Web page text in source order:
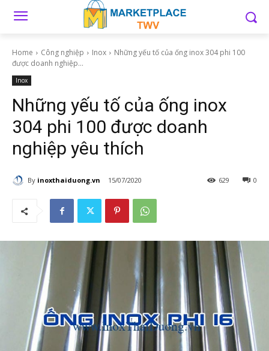
Home Công nghiệp Inox
Những yếu tố của ống inox 304 phi 100
được doanh nghiệp...
Inox
Những yếu tố của ống inox
304 phi 100 được doanh
nghiệp yêu thích
By inoxthaiduong.vn 15/07/2020 0
629